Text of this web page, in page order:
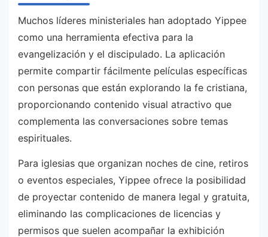
Muchos líderes ministeriales han adoptado Yippee
como una herramienta efectiva para la
evangelización y el discipulado. La aplicación
permite compartir fácilmente películas específicas
con personas que están explorando la fe cristiana,
proporcionando contenido visual atractivo que
complementa las conversaciones sobre temas
espirituales.
Para iglesias que organizan noches de cine, retiros
o eventos especiales, Yippee ofrece la posibilidad
de proyectar contenido de manera legal y gratuita,
eliminando las complicaciones de licencias y
permisos que suelen acompañar la exhibición